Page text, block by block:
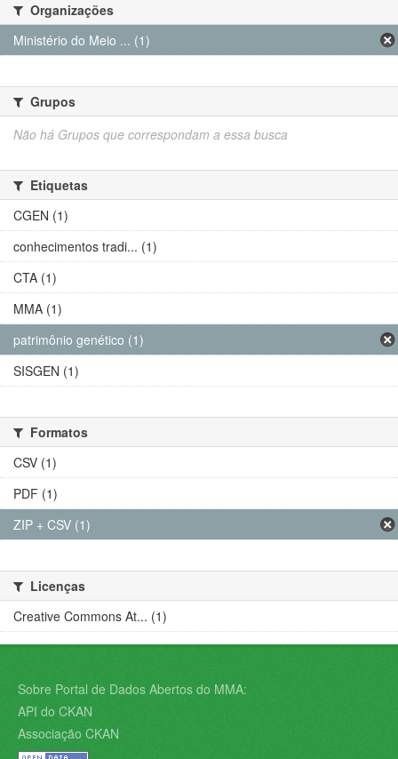
Organizações
Ministério do Meio ... (1)
Grupos
Não há Grupos que correspondam a essa busca
Etiquetas
CGEN (1)
conhecimentos tradi... (1)
CTA (1)
MMA (1)
patrimônio genético (1)
SISGEN (1)
Formatos
CSV (1)
PDF (1)
ZIP + CSV (1)
Licenças
Creative Commons At... (1)
Sobre Portal de Dados Abertos do MMA:
API do CKAN
Associação CKAN